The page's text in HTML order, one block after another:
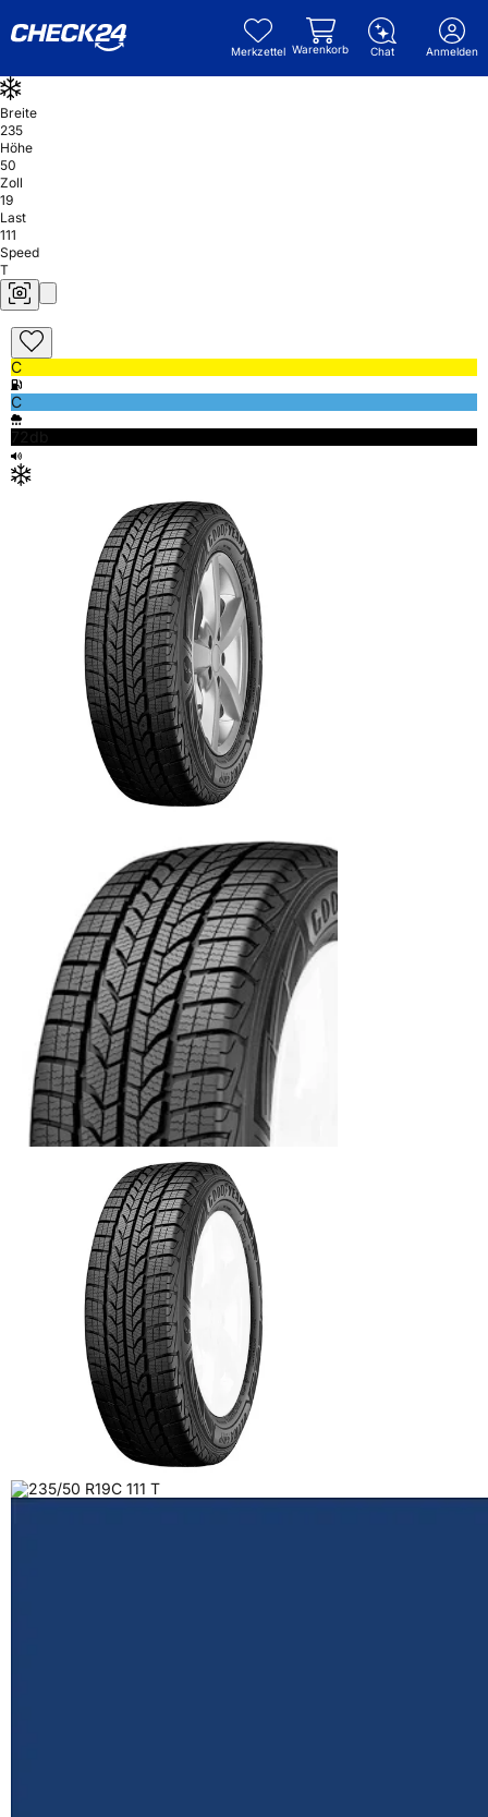
Merkzettel Warenkorb Chat Anmelden
Breite
235
Höhe
50
Zoll
19
Last
111
Speed
T
C
C
72db